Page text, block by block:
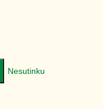
Nesutinku